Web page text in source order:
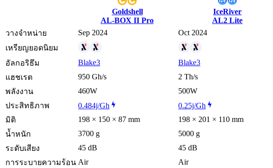
Goldshell
AL-BOX II Pro
IceRiver
AL2 Lite
วางจำหน่าย
Sep 2024
Oct 2024
เหรียญยอดนิยม
อัลกอริธึม
Blake3
Blake3
แฮชเรต
950 Gh/s
2 Th/s
พลังงาน
460W
500W
ประสิทธิภาพ
0.484j/Gh
0.25j/Gh
มิติ
198 × 150 × 87 mm
198 × 201 × 110 mm
น้ำหนัก
3700 g
5000 g
ระดับเสียง
45 dB
45 dB
การระบายความร้อน Air Air